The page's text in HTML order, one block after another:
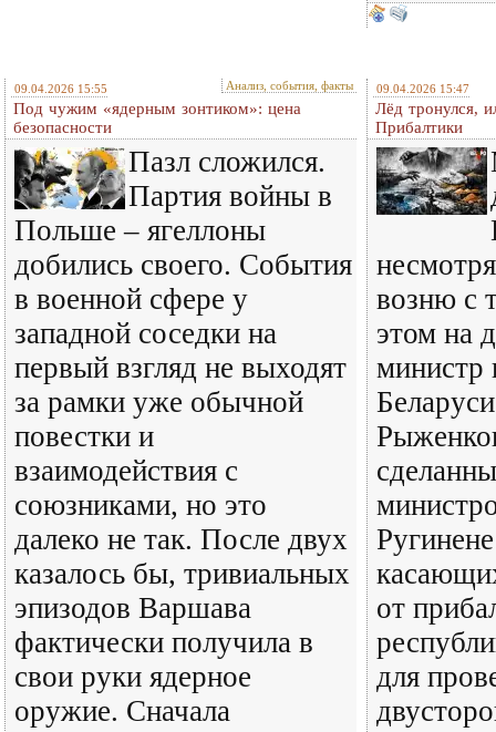
09.04.2026 15:55 Анализ, события, факты
Под чужим «ядерным зонтиком»: цена
безопасности
Пазл сложился.
Партия войны в
Польше – ягеллоны
добились своего. События
в военной сфере у
западной соседки на
первый взгляд не выходят
за рамки уже обычной
повестки и
взаимодействия с
союзниками, но это
далеко не так. После двух
казалось бы, тривиальных
эпизодов Варшава
фактически получила в
свои руки ядерное
оружие. Сначала
09.04.2026 15:47
Лёд тронулся,
Прибалтики
возню с
этом на
министр
от
для